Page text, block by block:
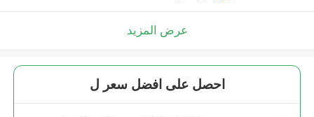
عرض المزيد
احصل على افضل سعر ل